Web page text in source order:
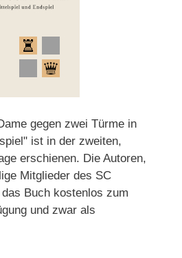
gegen zwei Türme in
ist in der zweiten,
erschienen. Die Autoren,
Mitglieder des SC
Buch kostenlos zum
und zwar als